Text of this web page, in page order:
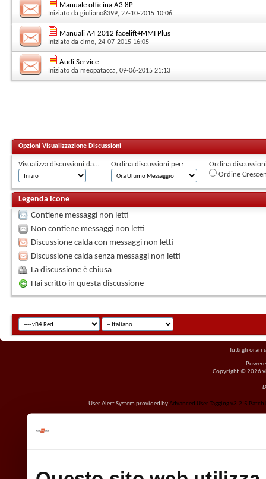
Manuale officina A3 8P
Iniziato da giuliano8399, 27-10-2015 10:06
Manuali A4 2012 facelift+MMI Plus
Iniziato da cimo, 24-07-2015 16:05
Audi Service
Iniziato da meopatacca, 09-06-2015 21:13
Opzioni Visualizzazione Discussioni
Visualizza discussioni da... Ordina discussioni per:
Ordina
Ordine
Legenda Icone
Contiene messaggi non letti
Non contiene messaggi non letti
Discussione calda con messaggi non letti
Discussione calda senza messaggi non letti
La discussione è chiusa
Hai scritto in questa discussione
Tutti gli orari
Copyright © 2026
User Alert System provided byAdvanced User Tagging v3.2.5 Patch